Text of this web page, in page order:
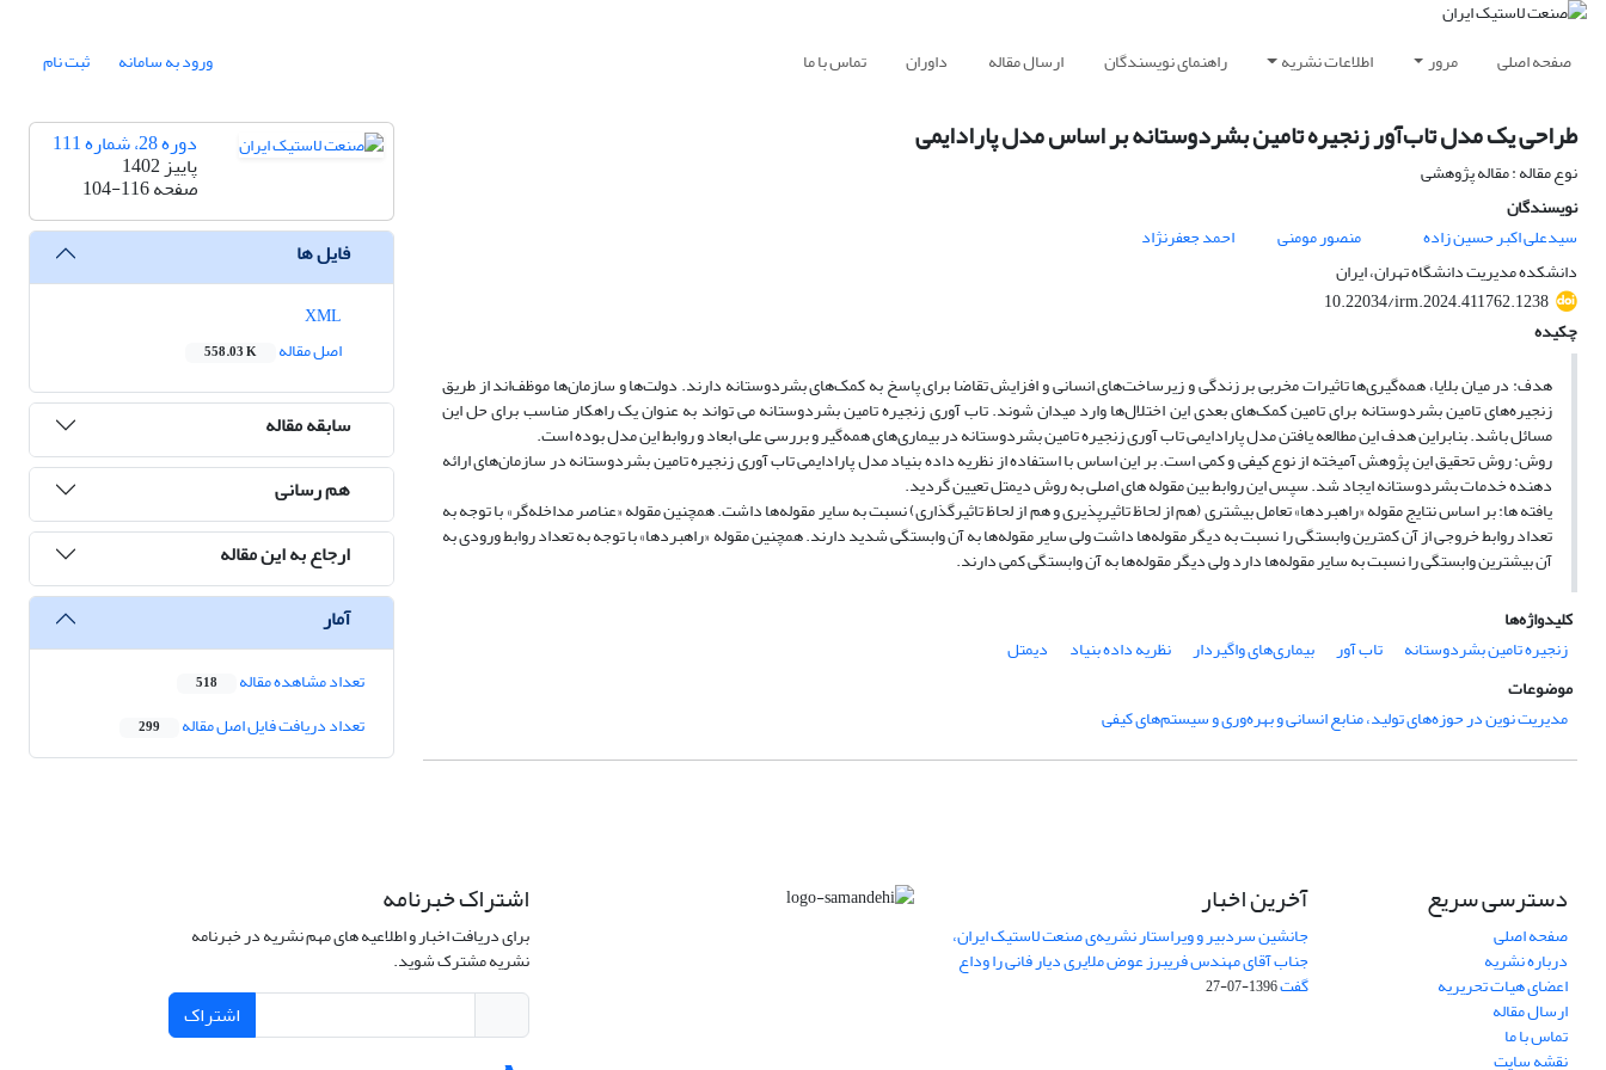
صفحه اصلی مرور اطلاعات نشریه راهنمای نویسندگان ارسال مقاله داوران تماس با ما ورود به سامانه ثبت نام
طراحی یک مدل تاب‌آور زنجیره تامین بشردوستانه بر اساس مدل پارادایمی
نوع مقاله : مقاله پژوهشی
نویسندگان
سیدعلی اکبر حسین زاده
منصور مومنی
احمد جعفرنژاد
دانشکده مدیریت دانشگاه تهران، ایران
10.22034/irm.2024.411762.1238
چکیده
هدف: در میان بلایا، همه‌گیری‌ها تاثیرات مخربی بر زندگی و زیرساخت‌های انسانی و افزایش تقاضا برای پاسخ به کمک‌های بشردوستانه دارند. دولت‌ها و سازمان‌ها موظف‌اند از طریق
زنجیره‌های تامین بشردوستانه برای تامین کمک‌های بعدی این اختلال‌ها وارد میدان شوند. تاب آوری زنجیره تامین بشردوستانه می تواند به عنوان یک راهکار مناسب برای حل این
مسائل باشد. بنابراین هدف این مطالعه یافتن مدل پارادایمی تاب آوری زنجیره تامین بشردوستانه در بیماری‌های همه‌گیر و بررسی علی ابعاد و روابط این مدل بوده است.
روش: روش تحقیق این پژوهش آمیخته از نوع کیفی و کمی است. بر این اساس با استفاده از نظریه داده بنیاد مدل پارادایمی تاب آوری زنجیره تامین بشردوستانه در سازمان‌های ارائه
دهنده خدمات بشردوستانه ایجاد شد. سپس این روابط بین مقوله های اصلی به روش دیمتل تعیین گردید.
یافته ها: بر اساس نتایج مقوله «راهبردها» تعامل بیشتری (هم از لحاظ تاثیرپذیری و هم از لحاظ تاثیرگذاری) نسبت به سایر مقوله‌ها داشت. همچنین مقوله «عناصر مداخله‌گر» با توجه به
تعداد روابط خروجی از آن کمترین وابستگی را نسبت به دیگر مقوله‌ها داشت ولی سایر مقوله‌ها به آن وابستگی شدید دارند. همچنین مقوله «راهبردها» با توجه به تعداد روابط ورودی به
آن بیشترین وابستگی را نسبت به سایر مقوله‌ها دارد ولی دیگر مقوله‌ها به آن وابستگی کمی دارند.
کلیدواژه‌ها
زنجیره تامین بشردوستانه
تاب آور بیماری‌های واگیردار نظریه داده بنیاد
دیمتل
موضوعات
مدیریت نوین در حوزه‌های تولید، منابع انسانی و بهره‌وری و سیستم‌های کیفی
دوره 28، شماره 111
پاییز 1402
صفحه104-116
فایل ها
اصل مقاله
558.03 K
سابقه مقاله
هم رسانی
ارجاع به این مقاله
آمار
تعداد مشاهده مقاله 518
تعداد دریافت فایل اصل مقاله 299
دسترسی سریع
صفحه اصلی
درباره نشریه
اعضای هیات تحریریه
ارسال مقاله
تماس با ما
نقشه سایت
آخرین اخبار
جانشین سردبیر و ویراستار نشریه‌ی صنعت لاستیک ایران،
جناب آقای مهندس فریبرز عوض ملایری دیار فانی را وداع
گفت1396-07-27
اشتراک خبرنامه
برای دریافت اخبار و اطلاعیه های مهم نشریه در خبرنامه
نشریه مشترک شوید.
اشتراک